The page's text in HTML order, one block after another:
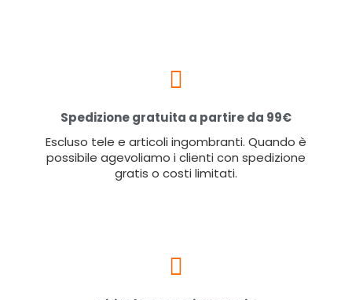
Spedizione gratuita a partire da 99€
Escluso tele e articoli ingombranti. Quando è
possibile agevoliamo i clienti con spedizione
gratis o costi limitati.